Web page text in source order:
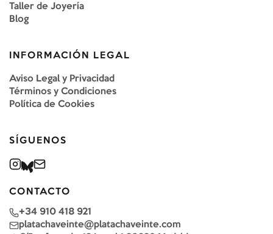
Taller de Joyería
Blog
INFORMACIÓN LEGAL
Aviso Legal y Privacidad
Términos y Condiciones
Política de Cookies
SÍGUENOS
CONTACTO
+34 910 418 921
platachaveinte@platachaveinte.com